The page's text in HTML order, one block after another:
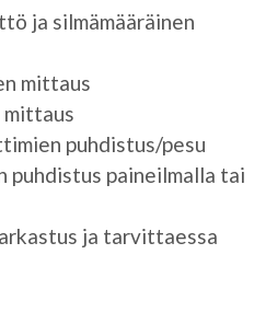
ja silmämääräinen
mittaus
mittaus
puhdistus/pesu
puhdistus paineilmalla tai
ja tarvittaessa